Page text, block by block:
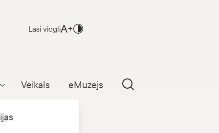
Lasi viegli
Parādīt apakšizvēlni
Veikals eMuzejs